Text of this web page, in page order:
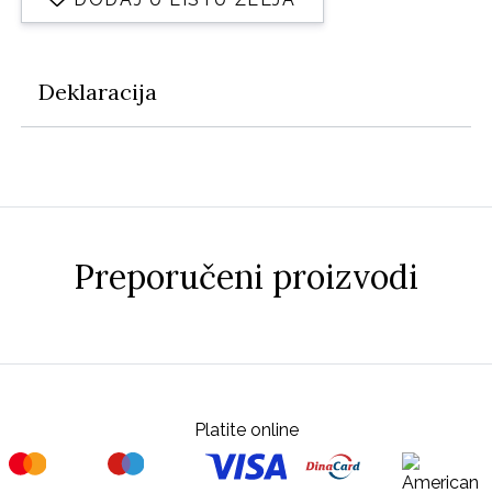
Deklaracija
Preporučeni proizvodi
Platite online